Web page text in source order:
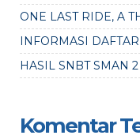
ONE LAST RIDE, A
INFORMASI
HASIL SNBT SMAN
Komentar